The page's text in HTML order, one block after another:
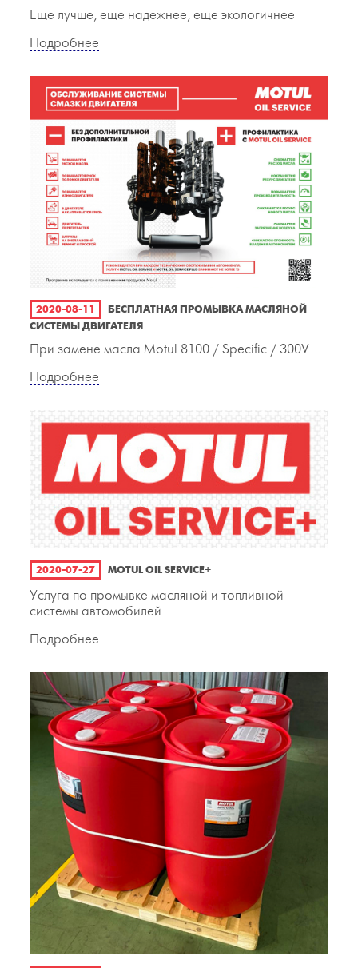
Еще лучше, еще надежнее, еще экологичнее
Подробнее
2020-08-11
БЕСПЛАТНАЯ ПРОМЫВКА МАСЛЯНОЙ
СИСТЕМЫ ДВИГАТЕЛЯ
При замене масла Motul 8100 / Specific / 300V
Подробнее
2020-07-27 MOTUL OIL SERVICE+
Услуга по промывке масляной и топливной
системы автомобилей
Подробнее